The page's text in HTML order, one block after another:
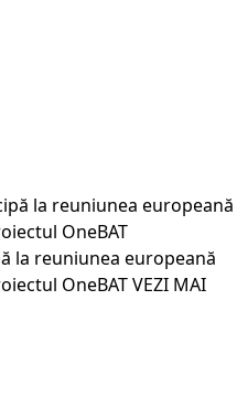
la reuniunea europeană
OneBATVEZI MAI